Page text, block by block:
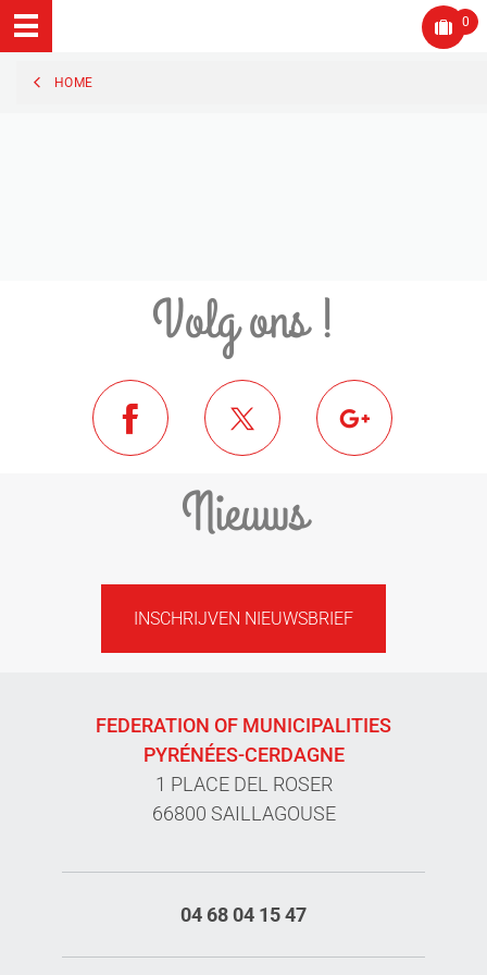
0
HOME
Volg ons !
Nieuws
INSCHRIJVEN NIEUWSBRIEF
FEDERATION OF MUNICIPALITIES
PYRÉNÉES-CERDAGNE
1 PLACE DEL ROSER
66800 SAILLAGOUSE
04 68 04 15 47